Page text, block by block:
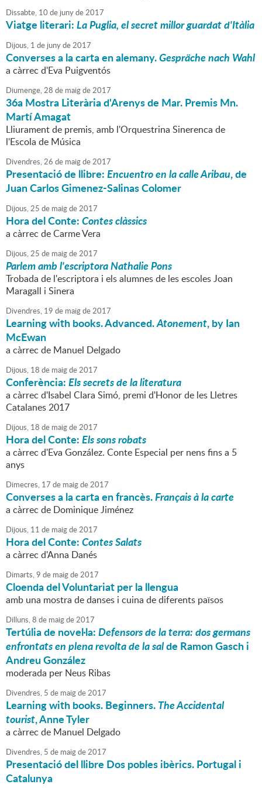
Dissabte, 10 de junyde2017
Viatge literari:La Puglia, el secret millor guardat d'Itàlia
Dijous, 1 de junyde2017
Converses a la carta en alemany.Gespräche nach Wahl
a càrrec d'Eva Puigventós
Diumenge,28 de maigde2017
36a Mostra Literària d'Arenys de Mar. Premis Mn.
Martí Amagat
Lliurament de premis, amb l'Orquestrina Sinerenca de
l'Escola de Música
Divendres,26 de maigde2017
Presentació de llibre:Encuentro en la calle Aribau, de
Juan Carlos Gimenez-Salinas Colomer
Dijous,25 de maigde2017
Hora del Conte:Contes clàssics
a càrrec de Carme Vera
Dijous,25 de maigde2017
Parlem amb l'escriptora Nathalie Pons
Trobada de l'escriptora i els alumnes de les escoles Joan
Maragall i Sinera
Divendres, 19 de maigde2017
Learning with books. Advanced.Atonement, by Ian
McEwan
a càrrec de Manuel Delgado
Dijous, 18 de maigde2017
Conferència:Els secrets de la literatura
a càrrec d'Isabel Clara Simó, premi d'Honor de les Lletres
Catalanes 2017
Dijous, 18 de maigde2017
Hora del Conte:Els sons robats
a càrrec d'Eva González. Conte Especial per nens fins a 5
anys
Dimecres, 17 de maigde2017
Converses a la carta en francès.Français à la carte
a càrrec de Dominique Jiménez
Dijous, 11 de maigde2017
Hora del Conte:Contes Salats
a càrrec d'Anna Danés
Dimarts,9 de maigde2017
Cloenda del Voluntariat per la llengua
amb una mostra de danses i cuina de diferents països
Dilluns,8 de maigde2017
Tertúlia de novel·la:Defensors de la terra: dos germans
enfrontats en plena revolta de la salde Ramon Gasch i
Andreu González
moderada per Neus Ribas
Divendres, 5 de maigde2017
Learning with books. Beginners.The Accidental
tourist, Anne Tyler
a càrrec de Manuel Delgado
Divendres, 5 de maigde2017
Presentació del llibre Dos pobles ibèrics. Portugal i
Catalunya